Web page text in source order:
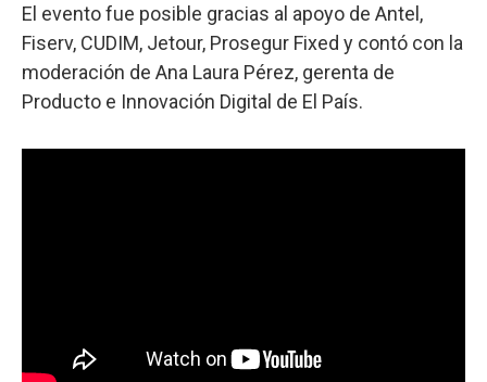
El evento fue posible gracias al apoyo de Antel,
Fiserv, CUDIM, Jetour, Prosegur Fixed y contó con la
moderación de Ana Laura Pérez, gerenta de
Producto e Innovación Digital de El País.